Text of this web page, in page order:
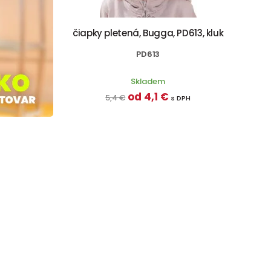
čiapky pletená, Bugga, PD613, kluk
PD613
Skladem
5,4 € od 4,1 € s DPH